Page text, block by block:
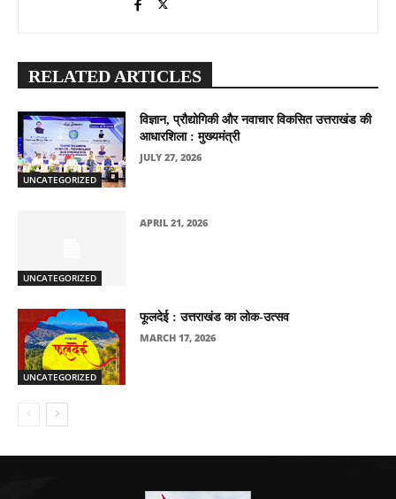
RELATED ARTICLES
UNCATEGORIZED
विज्ञान, प्रौद्योगिकी और नवाचार विकसित उत्तराखंड की
आधारशिला : मुख्यमंत्री
JULY 27, 2026
UNCATEGORIZED
APRIL 21, 2026
UNCATEGORIZED
फूलदेई : उत्तराखंड का लोक-उत्सव
MARCH 17, 2026